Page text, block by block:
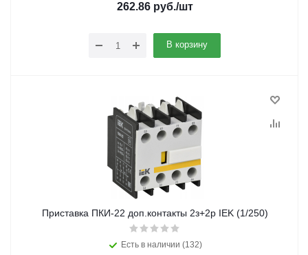
262.86руб./шт
В корзину
Приставка ПКИ-22 доп.контакты 2з+2р IEK (1/250)
Есть в наличии (132)